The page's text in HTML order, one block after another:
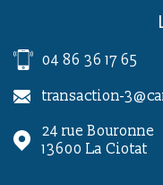
04 86 36 17 65
transaction-
24 rue Bouronne
13600
La Ciotat